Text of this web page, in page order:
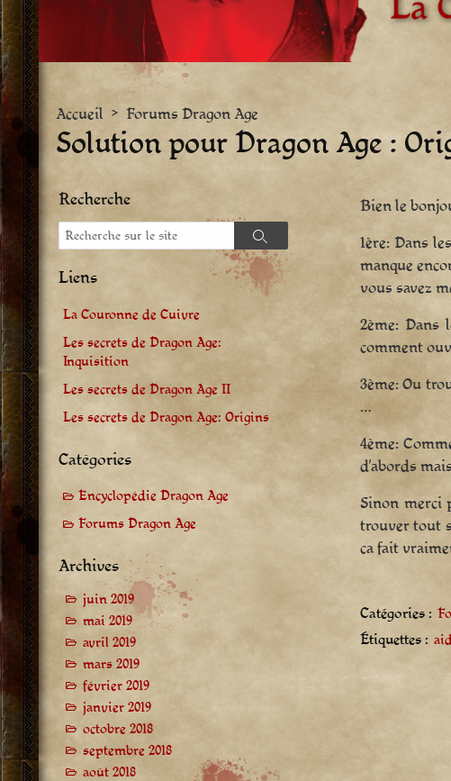
Accueil >Forums Dragon Age
Solution pour Dragon Age :
Bien le
1ère: Dans
manque
vous savez
2ème: Dans
comment
3ème: Ou
…
4ème:
d’abords
Sinon merci
trouver tout
ca fait
Catégories :
Étiquettes :
Recherche
Recherche
Recherche
Liens
La Couronne de Cuivre
Les secrets de Dragon Age:
Inquisition
Les secrets de Dragon Age II
Les secrets de Dragon Age: Origins
Catégories
Encyclopédie Dragon Age
Forums Dragon Age
Archives
juin 2019
mai 2019
avril 2019
mars 2019
février 2019
janvier 2019
octobre 2018
septembre 2018
août 2018